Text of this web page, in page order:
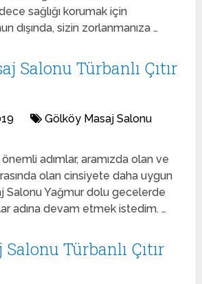
sağlığı korumak için
dışında, sizin zorlanmanıza …
Salonu Türbanlı Çıtır
Gölköy Masaj Salonu
adımlar, aramızda olan ve
olan cinsiyete daha uygun
Salonu Yağmur dolu gecelerde
adına devam etmek istedim. …
Türbanlı Çıtır